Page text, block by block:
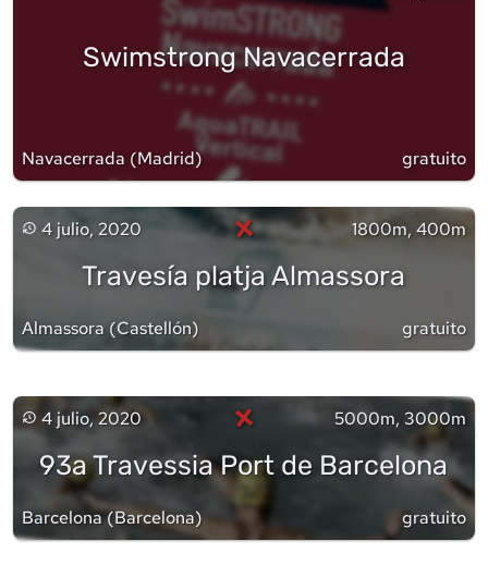
Swimstrong Navacerrada
Navacerrada (Madrid) gratuito
4 julio, 2020 × 1800m, 400m
Travesía platja Almassora
Almassora(Castellón) gratuito
4 julio, 2020 × 5000m, 3000m
93a Travessia Port de Barcelona
Barcelona(Barcelona) gratuito